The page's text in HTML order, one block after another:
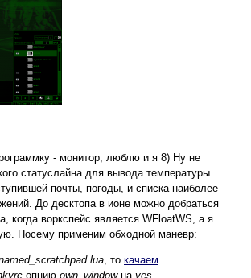
- монитор, люблю и я 8) Ну не
статуслайна для вывода температуры
почты, погоды, и списка наиболее
До десктопа в ионе можно добраться
когда воркспейс является WFloatWS, а я
Посему применим обходной маневр:
, то качаем
опцию own_windowна yes